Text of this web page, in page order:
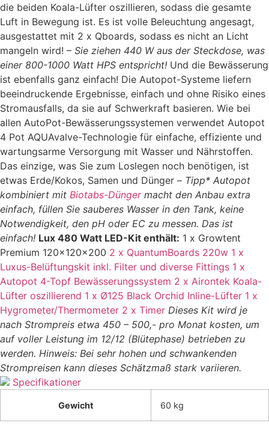
die beiden Koala-Lüfter oszillieren, sodass die gesamte
Luft in Bewegung ist. Es ist volle Beleuchtung angesagt,
ausgestattet mit 2 x Qboards, sodass es nicht an Licht
mangeln wird! – Sie ziehen 440 W aus der Steckdose, was
einer 800-1000 Watt HPS entspricht! Und die Bewässerung
ist ebenfalls ganz einfach! Die Autopot-Systeme liefern
beeindruckende Ergebnisse, einfach und ohne Risiko eines
Stromausfalls, da sie auf Schwerkraft basieren. Wie bei
allen AutoPot-Bewässerungssystemen verwendet Autopot
4 Pot AQUAvalve-Technologie für einfache, effiziente und
wartungsarme Versorgung mit Wasser und Nährstoffen.
Das einzige, was Sie zum Loslegen noch benötigen, ist
etwas Erde/Kokos, Samen und Dünger – Tipp* Autopot
kombiniert mit Biotabs-Düngermacht den Anbau extra
einfach, füllen Sie sauberes Wasser in den Tank, keine
Notwendigkeit, den pH oder EC zu messen. Das ist
einfach! Lux 480 Watt LED-Kit enthält: 1 x Growtent
Premium 120x120x200 2 x QuantumBoards 220w 1 x
Luxus-Belüftungskit inkl. Filter und diverse Fittings 1 x
Autopot 4-Topf Bewässerungssystem 2 x Airontek Koala-
Lüfter oszillierend 1 x Ø125 Black Orchid Inline-Lüfter 1 x
Hygrometer/Thermometer 2 x Timer Dieses Kit wird je
nach Strompreis etwa 450 – 500,- pro Monat kosten, um
auf voller Leistung im 12/12 (Blütephase) betrieben zu
werden. Hinweis: Bei sehr hohen und schwankenden
Strompreisen kann dieses Schätzmaß stark variieren.
Specifikationer
Gewicht 60 kg